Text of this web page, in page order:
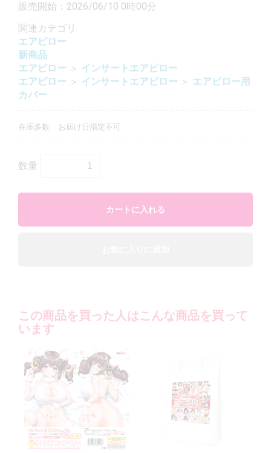
販売開始：2026/06/10 0時00分
関連カテゴリ
エアピロー
新商品
エアピロー ＞ インサートエアピロー
エアピロー ＞ インサートエアピロー ＞ エアピロー用
カバー
在庫多数 お届け日指定不可
数量
カートに入れる
この商品を買った人はこんな商品を買って
います